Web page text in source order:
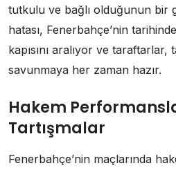
tutkulu ve bağlı olduğunun bir
hatası, Fenerbahçe’nin
kapısını aralıyor ve taraftarlar,
savunmaya her zaman hazır.
Hakem
Tartışmalar
Fenerbahçe’nin maçlarında